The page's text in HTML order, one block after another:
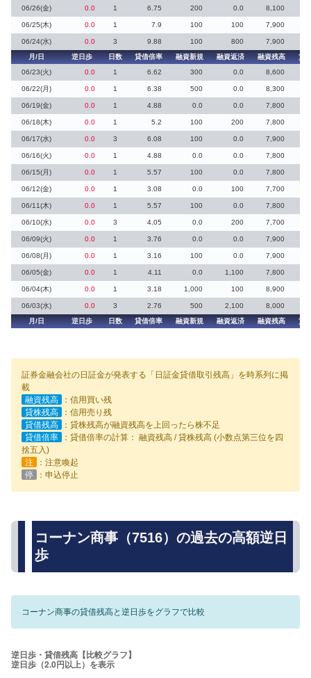
06/26(金) 0.0 1 6.75 200 0.0 8,100
06/25(木) 0.0 1 7.9 100 100 7,900
06/24(水) 0.0 3 9.88 100 800
7,900
月/日
逆日歩 日数 貸借倍率 融資新規 融資返済 融資残高
貸
06/23(火)
0.0 1 6.62 300 0.0 8,600
06/22(月) 0.0 1 6.38 500 0.0 8,300
06/19(金) 0.0 1 4.88 0.0 0.0 7,800
06/18(木) 0.0 1 5.2 100 200 7,800
06/17(水) 0.0 3 6.08 100 0.0 7,900
06/16(火) 0.0 1 4.88 0.0 0.0 7,800
06/15(月) 0.0 1 5.57 100 0.0 7,800
06/12(金) 0.0 1 3.08 0.0 100 7,700
06/11(木) 0.0 1 5.57 100 0.0 7,800
06/10(水) 0.0 3 4.05 0.0 200 7,700
06/09(火) 0.0 1 3.76 0.0 0.0 7,900
06/08(月) 0.0 1 3.16 100 0.0 7,900
06/05(金) 0.0 1 4.11 0.0 1,100 7,800
06/04(木) 0.0 1 3.18 1,000 100 8,900
06/03(水) 0.0 3 2.76 500 2,100
8,000
月/日
逆日歩 日数 貸借倍率 融資新規 融資返済 融資残高 貸
証券金融会社の日証金が発表する「日証金貸借取引残高」を時系列に掲
載
融資残高
：信用買い残
貸株残高
：信用売り残
貸借残高
：貸株残高が融資残高を上回ったら株不足
貸借倍率
：貸借倍率の計算： 融資残高 / 貸株残高 (小数点第三位を四
捨五入)
注
：注意喚起
停
：申込停止
コーナン商事（7516）の過去の高額逆日
歩
コーナン商事の貸借残高と逆日歩をグラフで比較